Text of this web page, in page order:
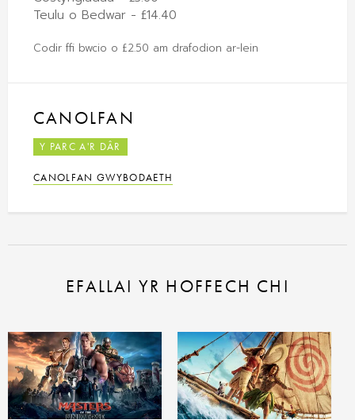
Teulu o Bedwar - £14.40
Codir ffi bwcio o £2.50 am drafodion ar-lein
CANOLFAN
Y PARC A'R DÂR
CANOLFAN GWYBODAETH
EFALLAI YR HOFFECH CHI